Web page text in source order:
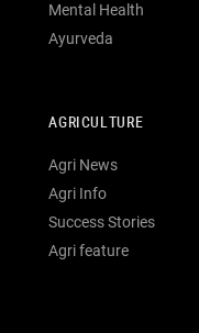
Mental Health
Ayurveda
AGRICULTURE
Agri News
Agri Info
Success Stories
Agri feature